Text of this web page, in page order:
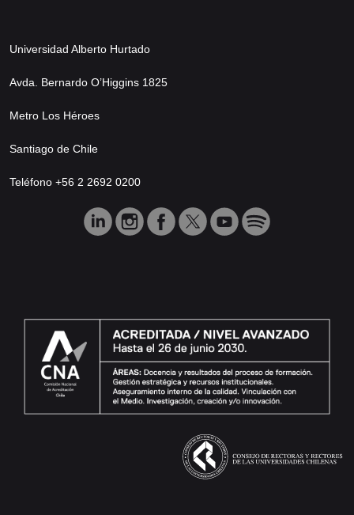
Universidad Alberto Hurtado
Avda. Bernardo O’Higgins 1825
Metro Los Héroes
Santiago de Chile
Teléfono +56 2 2692 0200